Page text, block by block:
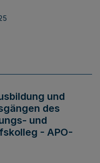
und
des
und
- APO-